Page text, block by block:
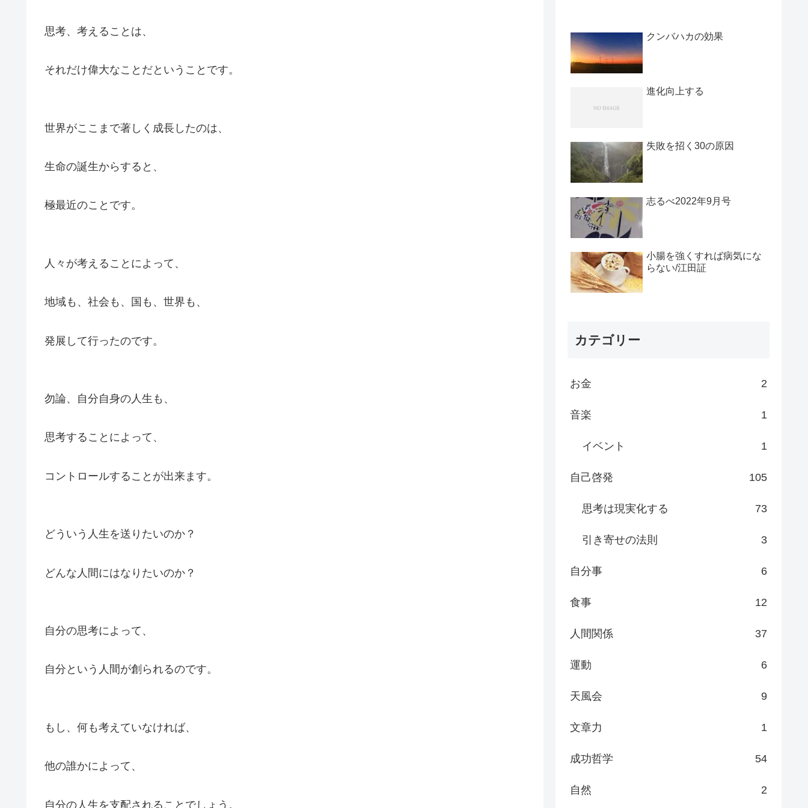
思考、考えることは、
それだけ偉大なことだということです。
世界がここまで著しく成長したのは、
生命の誕生からすると、
極最近のことです。
人々が考えることによって、
地域も、社会も、国も、世界も、
発展して行ったのです。
勿論、自分自身の人生も、
思考することによって、
コントロールすることが出来ます。
どういう人生を送りたいのか？
どんな人間にはなりたいのか？
自分の思考によって、
自分という人間が創られるのです。
もし、何も考えていなければ、
他の誰かによって、
自分の人生を支配されることでしょう。
クンバハカの効果
進化向上する
失敗を招く30の原因
志るべ2022年9月号
小腸を強くすれば病気にな
らない/江田証
カテゴリー
お金 2
音楽 1
イベント 1
自己啓発 105
思考は現実化する 73
引き寄せの法則 3
自分事 6
食事 12
人間関係 37
運動 6
天風会 9
文章力 1
成功哲学 54
自然 2